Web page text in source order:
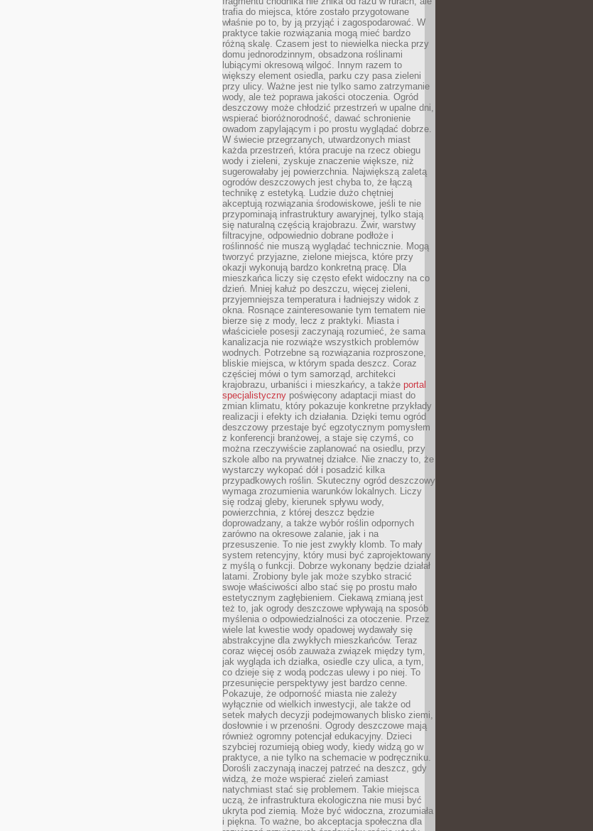
trafia do miejsca, które zostało przygotowane
właśnie po to, by ją przyjąć i zagospodarować. W
praktyce takie rozwiązania mogą mieć bardzo
różną skalę. Czasem jest to niewielka niecka przy
domu jednorodzinnym, obsadzona roślinami
lubiącymi okresową wilgoć. Innym razem to
większy element osiedla, parku czy pasa zieleni
przy ulicy. Ważne jest nie tylko samo zatrzymanie
wody, ale też poprawa jakości otoczenia. Ogród
deszczowy może chłodzić przestrzeń w upalne dni,
wspierać bioróżnorodność, dawać schronienie
owadom zapylającym i po prostu wyglądać dobrze.
W świecie przegrzanych, utwardzonych miast
każda przestrzeń, która pracuje na rzecz obiegu
wody i zieleni, zyskuje znaczenie większe, niż
sugerowałaby jej powierzchnia. Największą zaletą
ogrodów deszczowych jest chyba to, że łączą
technikę z estetyką. Ludzie dużo chętniej
akceptują rozwiązania środowiskowe, jeśli te nie
przypominają infrastruktury awaryjnej, tylko stają
się naturalną częścią krajobrazu. Żwir, warstwy
filtracyjne, odpowiednio dobrane podłoże i
roślinność nie muszą wyglądać technicznie. Mogą
tworzyć przyjazne, zielone miejsca, które przy
okazji wykonują bardzo konkretną pracę. Dla
mieszkańca liczy się często efekt widoczny na co
dzień. Mniej kałuż po deszczu, więcej zieleni,
przyjemniejsza temperatura i ładniejszy widok z
okna. Rosnące zainteresowanie tym tematem nie
bierze się z mody, lecz z praktyki. Miasta i
właściciele posesji zaczynają rozumieć, że sama
kanalizacja nie rozwiąże wszystkich problemów
wodnych. Potrzebne są rozwiązania rozproszone,
bliskie miejsca, w którym spada deszcz. Coraz
częściej mówi o tym samorząd, architekci
krajobrazu, urbaniści i mieszkańcy, a także portal
specjalistyczny poświęcony adaptacji miast do
zmian klimatu, który pokazuje konkretne przykłady
realizacji i efekty ich działania. Dzięki temu ogród
deszczowy przestaje być egzotycznym pomysłem
z konferencji branżowej, a staje się czymś, co
można rzeczywiście zaplanować na osiedlu, przy
szkole albo na prywatnej działce. Nie znaczy to, że
wystarczy wykopać dół i posadzić kilka
przypadkowych roślin. Skuteczny ogród deszczowy
wymaga zrozumienia warunków lokalnych. Liczy
się rodzaj gleby, kierunek spływu wody,
powierzchnia, z której deszcz będzie
doprowadzany, a także wybór roślin odpornych
zarówno na okresowe zalanie, jak i na
przesuszenie. To nie jest zwykły klomb. To mały
system retencyjny, który musi być zaprojektowany
z myślą o funkcji. Dobrze wykonany będzie działał
latami. Zrobiony byle jak może szybko stracić
swoje właściwości albo stać się po prostu mało
estetycznym zagłębieniem. Ciekawą zmianą jest
też to, jak ogrody deszczowe wpływają na sposób
myślenia o odpowiedzialności za otoczenie. Przez
wiele lat kwestie wody opadowej wydawały się
abstrakcyjne dla zwykłych mieszkańców. Teraz
coraz więcej osób zauważa związek między tym,
jak wygląda ich działka, osiedle czy ulica, a tym,
co dzieje się z wodą podczas ulewy i po niej. To
przesunięcie perspektywy jest bardzo cenne.
Pokazuje, że odporność miasta nie zależy
wyłącznie od wielkich inwestycji, ale także od
setek małych decyzji podejmowanych blisko ziemi,
dosłownie i w przenośni. Ogrody deszczowe mają
również ogromny potencjał edukacyjny. Dzieci
szybciej rozumieją obieg wody, kiedy widzą go w
praktyce, a nie tylko na schemacie w podręczniku.
Dorośli zaczynają inaczej patrzeć na deszcz, gdy
widzą, że może wspierać zieleń zamiast
natychmiast stać się problemem. Takie miejsca
uczą, że infrastruktura ekologiczna nie musi być
ukryta pod ziemią. Może być widoczna, zrozumiała
i piękna. To ważne, bo akceptacja społeczna dla